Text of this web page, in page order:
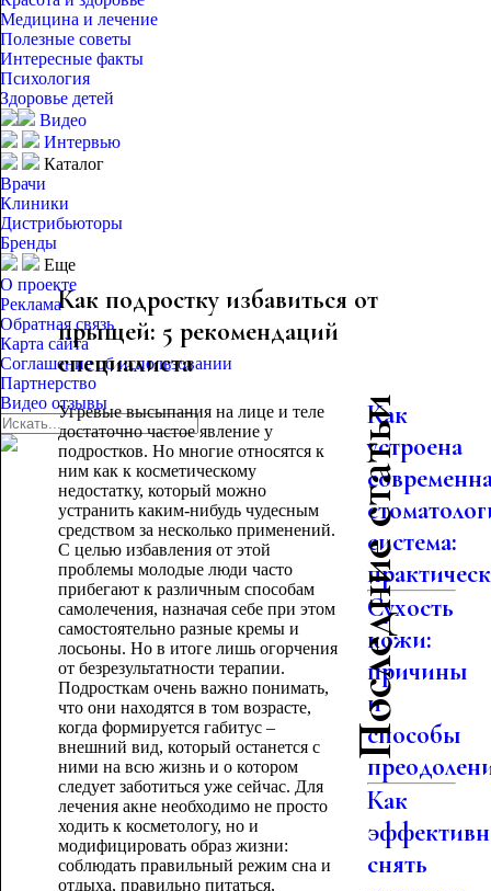
Медицина и лечение
Полезные советы
Интересные факты
Психология
Здоровье детей
Видео
Интервью
Каталог
Врачи
Клиники
Дистрибьюторы
Бренды
Еще
О проекте
Реклама
Обратная связь
Карта сайта
Соглашение об использовании
Партнерство
Видео отзывы
Как подростку избавиться от
прыщей: 5 рекомендаций
специалиста
Угревые высыпания на лице и теле
достаточно частое явление у
подростков. Но многие относятся к
ним как к косметическому
недостатку, который можно
устранить каким-нибудь чудесным
средством за несколько применений.
С целью избавления от этой
проблемы молодые люди часто
прибегают к различным способам
самолечения, назначая себе при этом
самостоятельно разные кремы и
лосьоны. Но в итоге лишь огорчения
от безрезультатности терапии.
Подросткам очень важно понимать,
что они находятся в том возрасте,
когда формируется габитус –
внешний вид, который останется с
ними на всю жизнь и о котором
следует заботиться уже сейчас. Для
лечения акне необходимо не просто
ходить к косметологу, но и
модифицировать образ жизни:
соблюдать правильный режим сна и
отдыха, правильно питаться,
Последние статьи
Как
устроена
система:
Сухость
кожи:
причины
и
способы
Как
снять